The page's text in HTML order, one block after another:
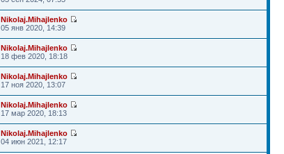
Nikolaj.Mihajlenko
05 янв 2020, 14:39
Nikolaj.Mihajlenko
18 фев 2020, 18:18
Nikolaj.Mihajlenko
17 ноя 2020, 13:07
Nikolaj.Mihajlenko
17 мар 2020, 18:13
Nikolaj.Mihajlenko
04 июн 2021, 12:17